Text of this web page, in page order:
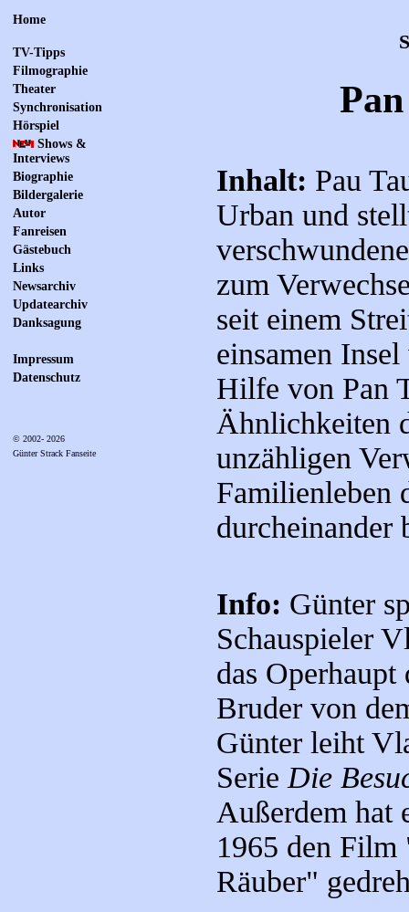
Home
TV-Tipps
Filmographie
Theater
Synchronisation
Hörspiel
Shows &
Interviews
Biographie
Bildergalerie
Autor
Fanreisen
Gästebuch
Links
Newsarchiv
Updatearchiv
Danksagung
Impressum
Datenschutz
© 2002- 2026
Günter Strack Fanseite
Inhalt: Pau
Urban und
zum
seit einem
einsamen
Hilfe von Pan
Ähnlichkeiten
unzähligen
Familienleben
durcheinander
Info: Günter
Schauspieler
das
Bruder von
Günter leiht
Serie Die
Außerdem hat
1965 den
Räuber"